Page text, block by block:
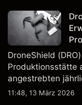
verlässlicher
DroneShield
Produktionsstätte
angestrebten
etwa 2,4 Mrd.
11:48, 13 März 2026